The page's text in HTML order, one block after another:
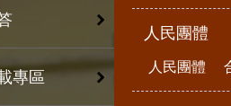
專區
人民團體
人民團體